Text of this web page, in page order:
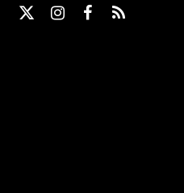
X
Instagram
Facebook
RSS